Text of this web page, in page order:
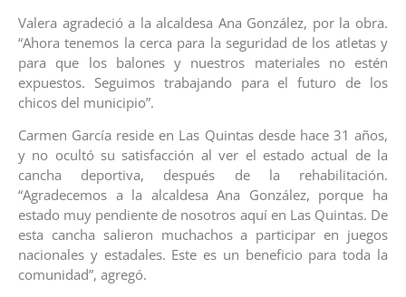
Valera agradeció a la alcaldesa Ana González, por la obra.
“Ahora tenemos la cerca para la seguridad de los atletas y
para que los balones y nuestros materiales no estén
expuestos. Seguimos trabajando para el futuro de los
chicos del municipio”.
Carmen García reside en Las Quintas desde hace 31 años,
y no ocultó su satisfacción al ver el estado actual de la
cancha deportiva, después de la rehabilitación.
“Agradecemos a la alcaldesa Ana González, porque ha
estado muy pendiente de nosotros aquí en Las Quintas. De
esta cancha salieron muchachos a participar en juegos
nacionales y estadales. Este es un beneficio para toda la
comunidad”, agregó.